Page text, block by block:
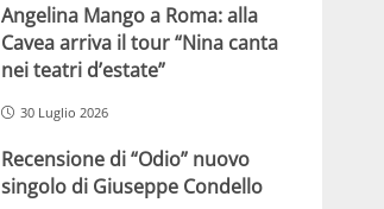
Angelina Mango a Roma: alla
Cavea arriva il tour “Nina canta
nei teatri d’estate”
30 Luglio 2026
Recensione di “Odio” nuovo
singolo di Giuseppe Condello